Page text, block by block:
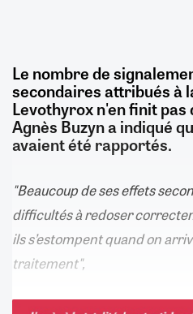
Le nombre de
secondaires attribués à
Levothyrox n'en finit pas
Agnès Buzyn a indiqué
avaient été rapportés.
"Beaucoup de ses effets
difficultés à redoser
ils s’estompent quand on
traitement",